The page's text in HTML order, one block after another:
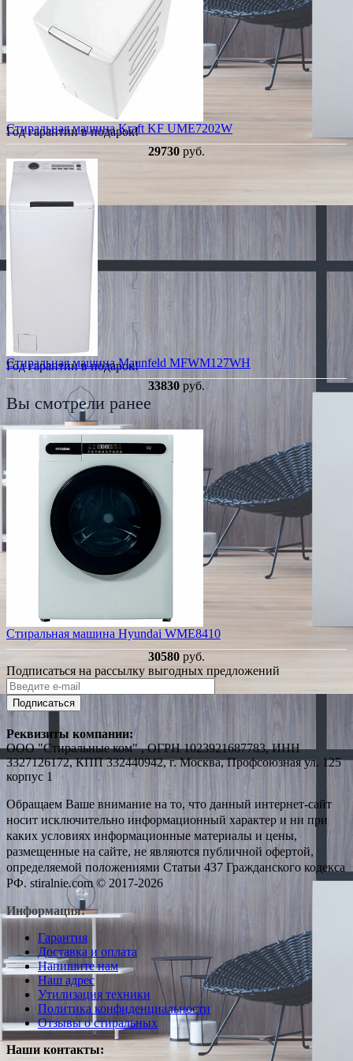
Год гарантии в подарок!
Стиральная машина Kraft KF UME7202W
29730 руб.
Год гарантии в подарок!
Стиральная машина Maunfeld MFWM127WH
33830 руб.
Вы смотрели ранее
Стиральная машина Hyundai WME8410
30580 руб.
Подписаться на рассылку выгодных предложений
Подписаться
Реквизиты компании:
ООО "Стиральные ком" , ОГРН 1023921687783, ИНН
3327126172, КПП 332440942, г. Москва, Профсоюзная ул. 125
корпус 1
Обращаем Ваше внимание на то, что данный интернет-сайт
носит исключительно информационный характер и ни при
каких условиях информационные материалы и цены,
размещенные на сайте, не являются публичной офертой,
определяемой положениями Статьи 437 Гражданского кодекса
РФ. stiralnie.com © 2017-2026
Информация:
Гарантия
Доставка и оплата
Напишите нам
Наш адрес
Утилизация техники
Политика конфиденциальности
Отзывы о стиральных
Наши контакты: